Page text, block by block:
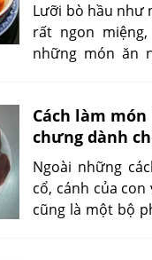
Lưỡi bò hầu như
rất ngon
những món ăn
cho bạn cách
nấu lagu cực kì
hấp dẫn, cho
không thể nào
Cách làm
chưng dành
Ngoài những
cổ, cánh của
cũng là một bộ